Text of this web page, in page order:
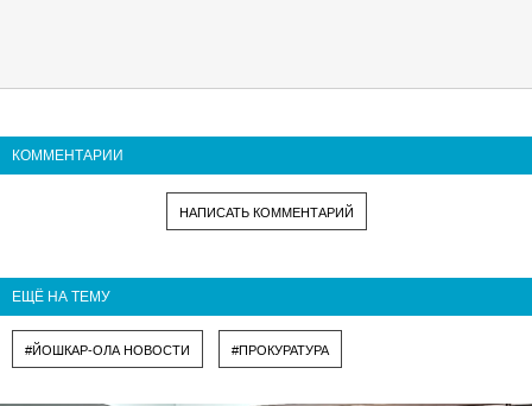
КОММЕНТАРИИ
НАПИСАТЬ КОММЕНТАРИЙ
ЕЩЁ НА ТЕМУ
#ЙОШКАР-ОЛА НОВОСТИ #ПРОКУРАТУРА